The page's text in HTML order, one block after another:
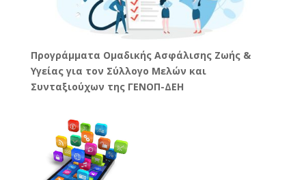
Προγράμματα Ομαδικής Ασφάλισης Ζωής &
Υγείας για τον Σύλλογο Μελών και
Συνταξιούχων της ΓΕΝΟΠ-ΔΕΗ